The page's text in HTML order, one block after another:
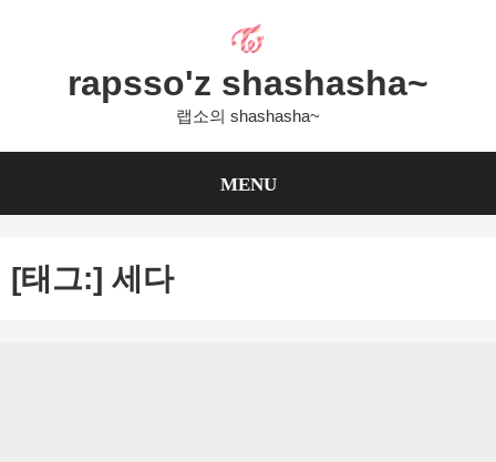
rapsso'z shashasha~
랩소의 shashasha~
MENU
[태그:] 세다